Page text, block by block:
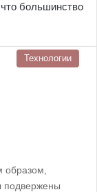
большинство
Технологии
подвержены